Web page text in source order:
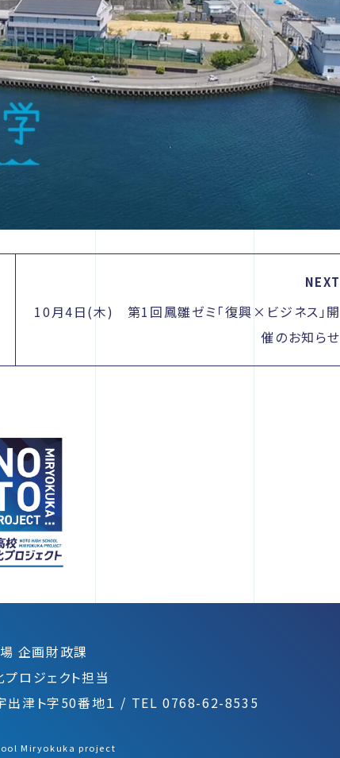
NEXT
10月4日(木) 第1回鳳雛ゼミ「復興×ビジネス」開
催のお知らせ
企画財政課
ロジェクト担当
津ト字50番地１ / TEL 0768-62-8535
Miryokuka project